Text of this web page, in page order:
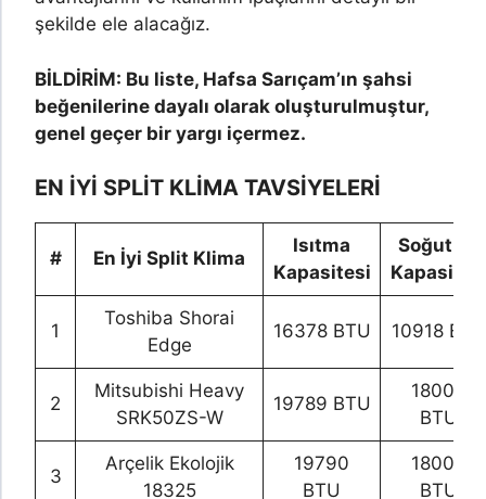
şekilde ele alacağız.
BİLDİRİM: Bu liste, Hafsa Sarıçam’ın şahsi
beğenilerine dayalı olarak oluşturulmuştur,
genel geçer bir yargı içermez.
EN İYİ SPLİT KLİMA TAVSİYELERİ
# En İyi Split Klima
Isıtma
Kapasitesi
Soğutma
1
Toshiba Shorai
Edge
16378 BTU 10918 BTU
2
Mitsubishi Heavy
SRK50ZS-W
19789 BTU
18000
BTU
3
Arçelik Ekolojik
18325
19790
BTU
18000
BTU